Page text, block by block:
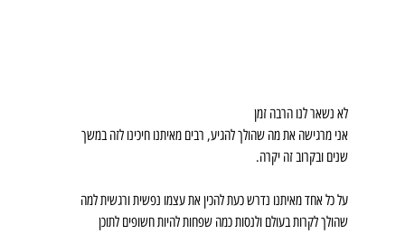
לא נשאר לנו הרבה זמן
אני מרגישה את מה שהולך להגיע, רבים מאיתנו חיכינו לזה במשך
שנים ובקרוב זה יקרה.
על כל אחד מאיתנו נדרש כעת להכין את עצמו נפשית ורגשית למה
שהולך לקרות בעולם ולנסות כמה שפחות להיות חשופים לתוכן